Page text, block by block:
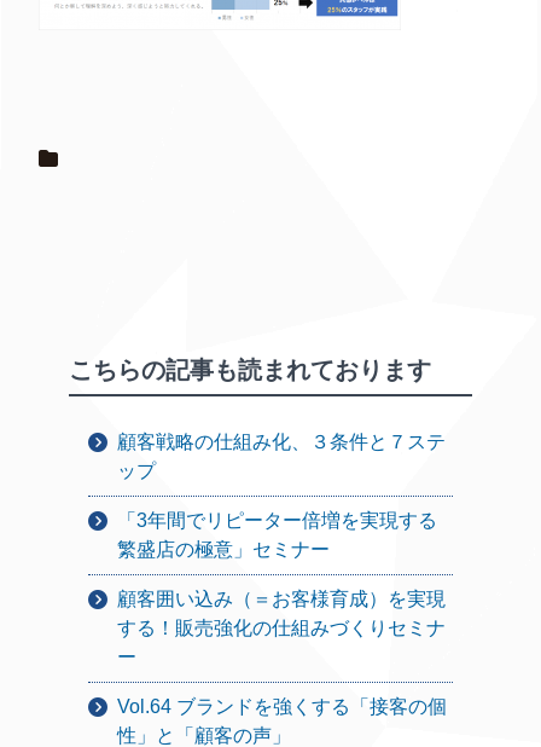
こちらの記事も読まれております
顧客戦略の仕組み化、３条件と７ステ
ップ
「3年間でリピーター倍増を実現する
繁盛店の極意」セミナー
顧客囲い込み（＝お客様育成）を実現
する！販売強化の仕組みづくりセミナ
ー
Vol.64 ブランドを強くする「接客の個
性」と「顧客の声」